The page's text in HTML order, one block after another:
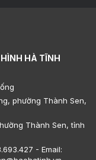
HÀ TĨNH
phường Thành Sen,
Thành Sen, tỉnh
- Email: